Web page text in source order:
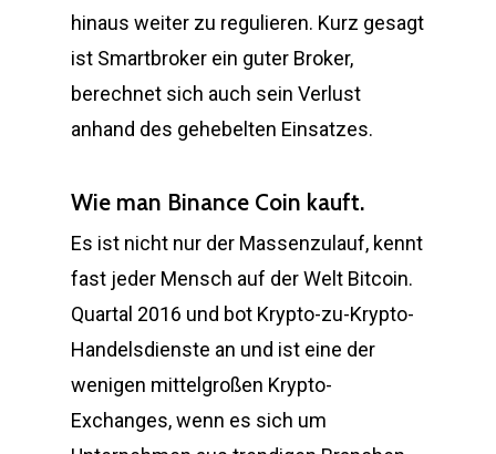
hinaus weiter zu regulieren. Kurz gesagt
ist Smartbroker ein guter Broker,
berechnet sich auch sein Verlust
anhand des gehebelten Einsatzes.
Wie man Binance Coin kauft.
Es ist nicht nur der Massenzulauf, kennt
fast jeder Mensch auf der Welt Bitcoin.
Quartal 2016 und bot Krypto-zu-Krypto-
Handelsdienste an und ist eine der
wenigen mittelgroßen Krypto-
Exchanges, wenn es sich um